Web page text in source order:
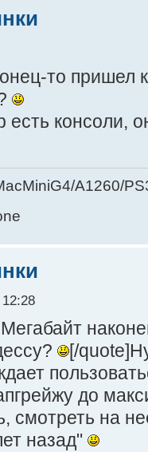
то пришел
есть консоли,
A1260/
[/
до
смотреть на
назад"